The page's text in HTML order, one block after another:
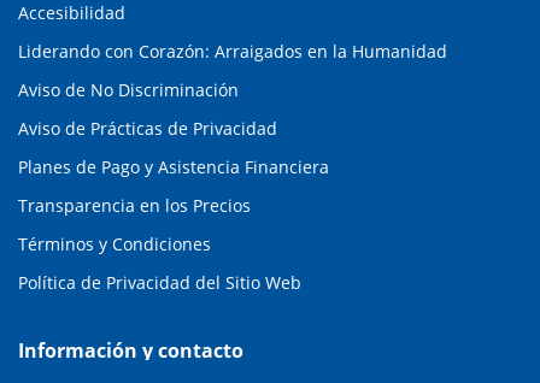
Accesibilidad
Liderando con Corazón: Arraigados en la Humanidad
Aviso de No Discriminación
Aviso de Prácticas de Privacidad
Planes de Pago y Asistencia Financiera
Transparencia en los Precios
Términos y Condiciones
Política de Privacidad del Sitio Web
Información y contacto